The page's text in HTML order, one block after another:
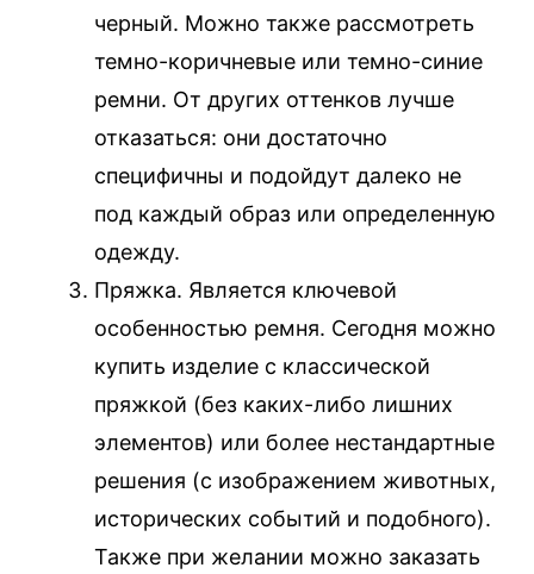
черный. Можно также рассмотреть
темно-коричневые или темно-синие
ремни. От других оттенков лучше
отказаться: они достаточно
специфичны и подойдут далеко не
под каждый образ или определенную
одежду.
Пряжка. Является ключевой
особенностью ремня. Сегодня можно
купить изделие с классической
пряжкой (без каких-либо лишних
элементов) или более нестандартные
решения (с изображением животных,
исторических событий и подобного).
Также при желании можно заказать